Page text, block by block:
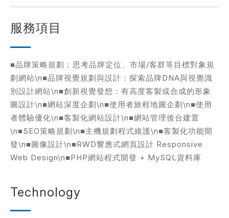
服務項目
■品牌策略規劃：思考品牌定位、市場/客群等目標對象規
劃網站\n■品牌視覺規劃與設計：探索品牌DNA與視覺識
別設計網站\n■創新視覺發想：有高度客製或合成的形象
圖設計\n■網站深度企劃\n■使用者旅程地圖企劃\n■使用
者體驗優化\n■客製化網站設計\n■網站管理後台建置
\n■SEO策略規劃\n■主機規劃程式維護\n■客製化功能開
發\n■圖像設計\n■RWD響應式網頁設計 Responsive
Web Design\n■PHP網站程式開發 + MySQL資料庫
Technology
需求主題(可複選)
案件報價 合作提案
使用線上訂房系統 其他洽詢問題
完成時間※